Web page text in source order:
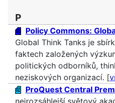
P
Policy Commons:
Global Think Tanks je
faktech založených
politických odborníků,
neziskových organizací. [
ProQuest Central
nejrozsáhlejší světový